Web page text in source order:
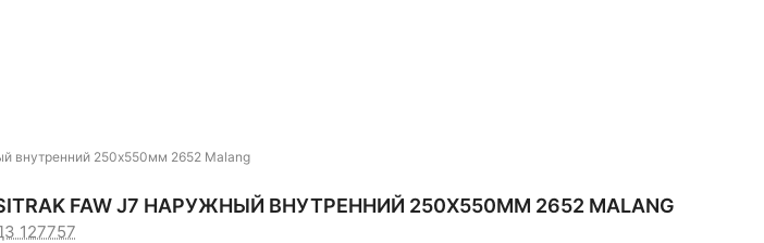
внутренний 250х550мм 2652 Malang
FAW J7 НАРУЖНЫЙ ВНУТРЕННИЙ 250Х550ММ 2652 MALANG
127757